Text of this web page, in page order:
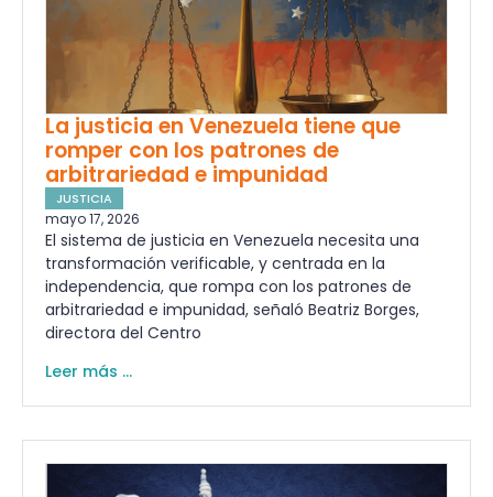
La justicia en Venezuela tiene que
romper con los patrones de
arbitrariedad e impunidad
JUSTICIA
mayo 17, 2026
El sistema de justicia en Venezuela necesita una
transformación verificable, y centrada en la
independencia, que rompa con los patrones de
arbitrariedad e impunidad, señaló Beatriz Borges,
directora del Centro
Leer más ...